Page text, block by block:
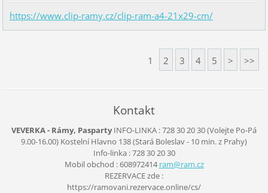
https://www.clip-ramy.cz/clip-ram-a4-21x29-cm/
1 2 3 4 5 > >>
Kontakt
VEVERKA - Rámy, Pasparty INFO-LINKA : 728 30 20 30 (Volejte Po-Pá
9.00-16.00) Kostelní Hlavno 138(Stará Boleslav - 10 min. z Prahy)
Info-linka : 728 30 20 30
Mobil obchod : 608972414ram@ram.cz
REZERVACE zde :
https://ramovani.rezervace.online/cs/